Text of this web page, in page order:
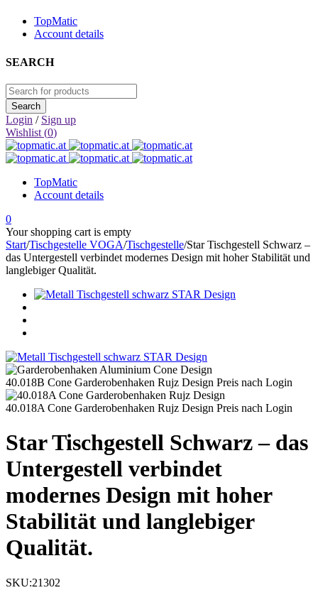
TopMatic
Account details
SEARCH
Login / Sign up
Wishlist (0)
TopMatic
Account details
0
Your shopping cart is empty
Start/Tischgestelle VOGA/Tischgestelle/Star Tischgestell Schwarz –
das Untergestell verbindet modernes Design mit hoher Stabilität und
langlebiger Qualität.
40.018B Cone Garderobenhaken Rujz Design Preis nach Login
40.018A Cone Garderobenhaken Rujz Design Preis nach Login
Star Tischgestell Schwarz – das
Untergestell verbindet
modernes Design mit hoher
Stabilität und langlebiger
Qualität.
SKU:21302